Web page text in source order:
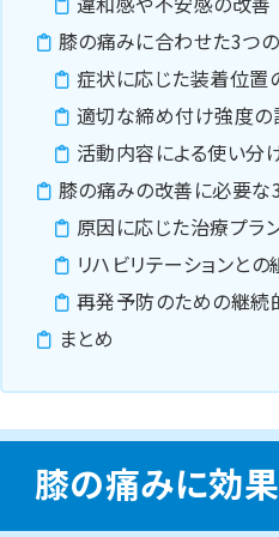
膝の痛みに合わせた3つ
症状に応じた装着位置
適切な締め付け強度の
活動内容による使い分
膝の痛みの改善に必要
原因に応じた治療プラ
リハビリテーションと
再発予防のための継続
まとめ
膝の痛みに効